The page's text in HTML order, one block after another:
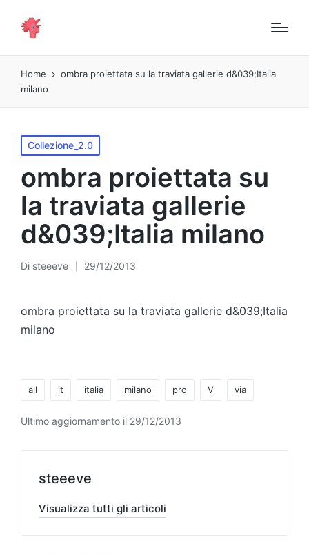
Home
ombra proiettata su la traviata gallerie d&039;Italia
milano
Pubblicato
in
Collezione_2.0
ombra proiettata su
la traviata gallerie
d&039;Italia milano
Pubblicato
Di steeeve 29/12/2013
ombra proiettata su la traviata gallerie d&039;Italia
milano
all it italia milano pro V via
Ultimo aggiornamento il 29/12/2013
steeeve
Visualizza tutti gli articoli